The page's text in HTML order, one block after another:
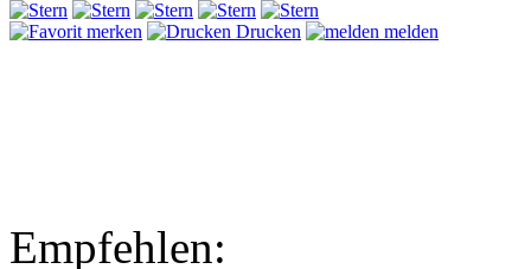
merken Drucken melden
Empfehlen: